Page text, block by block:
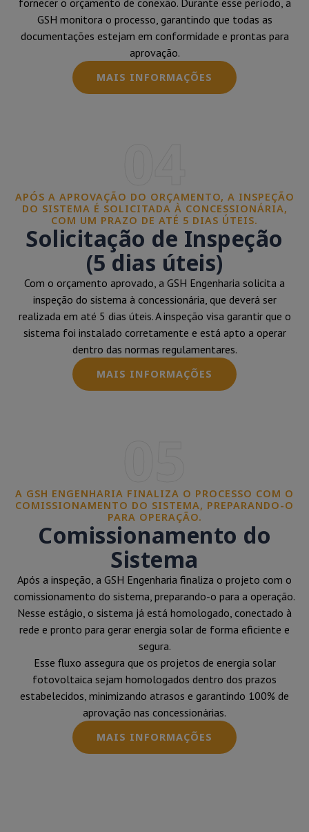
fornecer o orçamento de conexão. Durante esse período, a
GSH monitora o processo, garantindo que todas as
documentações estejam em conformidade e prontas para
aprovação.
MAIS INFORMAÇÕES
APÓS A APROVAÇÃO DO ORÇAMENTO, A INSPEÇÃO
DO SISTEMA É SOLICITADA À CONCESSIONÁRIA,
COM UM PRAZO DE ATÉ 5 DIAS ÚTEIS.
Solicitação de Inspeção
(5 dias úteis)
Com o orçamento aprovado, a GSH Engenharia solicita a
inspeção do sistema à concessionária, que deverá ser
realizada em até 5 dias úteis. A inspeção visa garantir que o
sistema foi instalado corretamente e está apto a operar
dentro das normas regulamentares.
MAIS INFORMAÇÕES
A GSH ENGENHARIA FINALIZA O PROCESSO COM O
COMISSIONAMENTO DO SISTEMA, PREPARANDO-O
PARA OPERAÇÃO.
Comissionamento do
Sistema
Após a inspeção, a GSH Engenharia finaliza o projeto com o
comissionamento do sistema, preparando-o para a operação.
Nesse estágio, o sistema já está homologado, conectado à
rede e pronto para gerar energia solar de forma eficiente e
segura.
Esse fluxo assegura que os projetos de energia solar
fotovoltaica sejam homologados dentro dos prazos
estabelecidos, minimizando atrasos e garantindo 100% de
aprovação nas concessionárias.
MAIS INFORMAÇÕES